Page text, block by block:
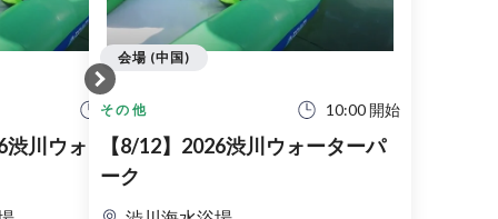
10:00 開始
渋川ウォーターパ
その他 10:00 開始
【8/12】2026渋川ウォーターパ
ーク
会場 (中国)